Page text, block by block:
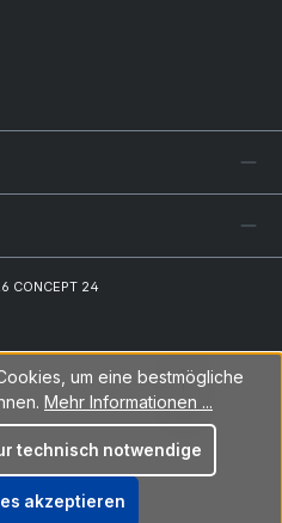
CONCEPT 24
um eine bestmögliche
Mehr Informationen ...
technisch notwendige
akzeptieren